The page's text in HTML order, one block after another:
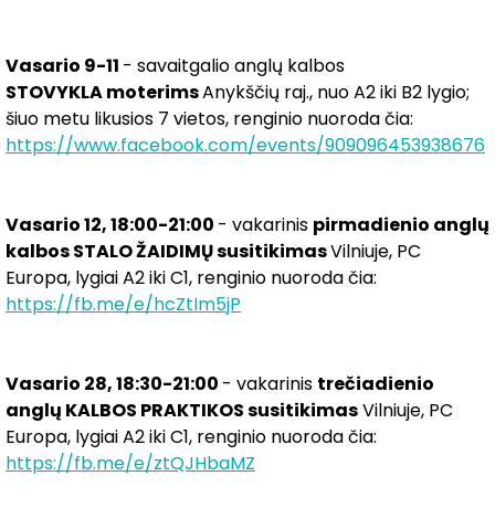
Vasario 9-11 - savaitgalio anglų kalbos
STOVYKLAmoterimsAnykščių raj., nuo A2 iki B2 lygio;
šiuo metu likusios 7 vietos, renginio nuoroda čia:
https://www.facebook.com/events/909096453938676
Vasario 12, 18:00-21:00 - vakarinis pirmadienio anglų
kalbos STALO ŽAIDIMŲ susitikimasVilniuje, PC
Europa, lygiai A2 iki C1, renginio nuoroda čia:
https://fb.me/e/hcZtIm5jP
Vasario 28, 18:30-21:00 - vakarinis trečiadienio
anglų KALBOS PRAKTIKOS susitikimasVilniuje, PC
Europa, lygiai A2 iki C1, renginio nuoroda čia:
https://fb.me/e/ztQJHbaMZ